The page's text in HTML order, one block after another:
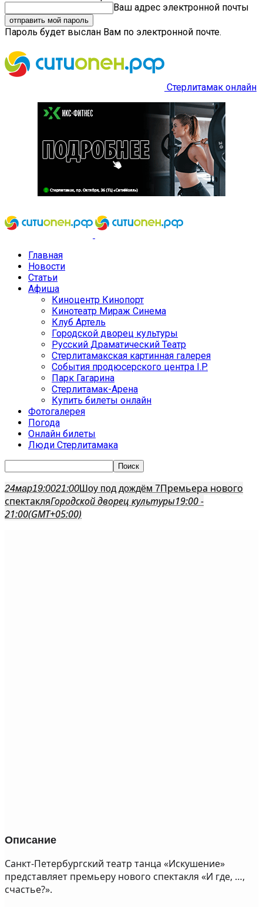
Ваш адрес электронной почты
Пароль будет выслан Вам по электронной почте.
Стерлитамак онлайн
Главная
Новости
Статьи
Афиша
Киноцентр Кинопорт
Кинотеатр Мираж Синема
Клуб Артель
Городской дворец культуры
Русский Драматический Театр
Стерлитамакская картинная галерея
События продюсерского центра I.P.
Парк Гагарина
Стерлитамак-Арена
Купить билеты онлайн
Фотогалерея
Погода
Онлайн билеты
Люди Стерлитамака
24мар19:0021:00Шоу под дождём 7Премьера нового
спектакляГородской дворец культуры19:00 -
21:00(GMT+05:00)
Описание
Санкт-Петербургский театр танца «Искушение»
представляет премьеру нового спектакля «И где, …,
счастье?».